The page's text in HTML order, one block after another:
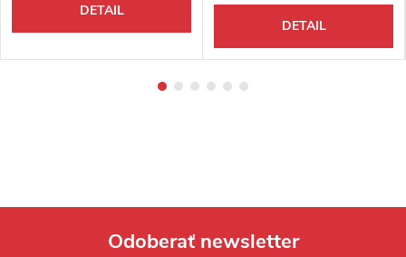
DETAIL
DETAIL
Odoberať newsletter